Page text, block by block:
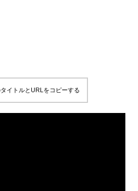
イトルとURLをコピーする